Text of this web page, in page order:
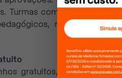
Turmas como de
responsáveis
gratuitos, como os